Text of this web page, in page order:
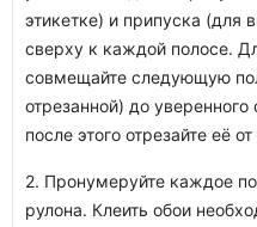
этикетке) и припуска (для
сверху к каждой полосе.
совмещайте следующую
отрезанной) до
после этого отрезайте её
2. Пронумеруйте каждое
рулона. Клеить обои